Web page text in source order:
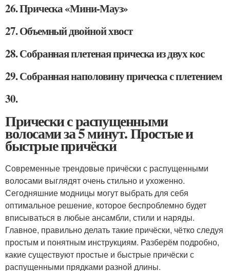
26. Прическа «Мини-Мауз»
27. Объемный двойной хвост
28. Собранная плетеная прическа из двух кос
29. Собранная наполовину прическа с плетением
30.
Прически с распущенными
волосами за 5 минут. Простые и
быстрые причёски
Современные трендовые причёски с распущенными
волосами выглядят очень стильно и ухоженно.
Сегодняшние модницы могут выбрать для себя
оптимальное решение, которое беспроблемно будет
вписываться в любые ансамбли, стили и наряды.
Главное, правильно делать такие причёски, чётко следуя
простым и понятным инструкциям. Разберём подробно,
какие существуют простые и быстрые причёски с
распущенными прядками разной длины.